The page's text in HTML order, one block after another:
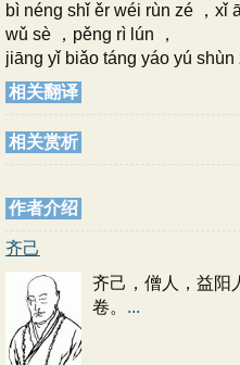
bì néng shǐ ěr wéi rùn zé ，xǐ
wǔ sè ，pěng rì lún ，
jiāng yǐ biǎo táng yáo yú shùn
相关翻译
相关赏析
作者介绍
齐己
齐己，僧人，益阳
卷。 ...